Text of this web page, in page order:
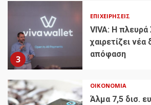
3
ΕΠΙΧΕΙΡΉΣΕΙΣ
VIVA: Η
χαιρετίζει νέα
απόφαση
ΟΙΚΟΝΟΜΊΑ
Άλμα 7,5 δισ.